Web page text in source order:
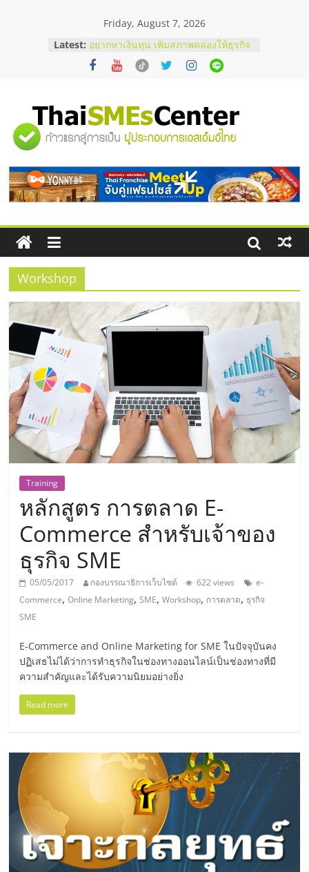
Friday, August 7, 2026
Latest:
บริษัท Cybersecurity ในไทยที่ไหนดี?
วิธีเลือกผู้ให้บริการให้คุ้มค่าและตอบ
โจทย์ธุรกิจ
อยากหาเงินทุน เพิ่มสภาพคล่องให้ธุรกิจ
บริการน้ำมัน Shell
สัมมนาลงทุน แฟรนไชส์ยอนนี่
ThaiFranchise Meet Up จับคู่แฟรน
ร้านเครื่องเสียงคุณภาพสูง พร้อม
โซลูชันระบบภาพและเสียง
"ศูนย์
รวม
ข้อมูล
ธุรกิจ
SME
แห่ง
ประเทศไทย,
ThaiSMEsCenter,
รวม
ธุรกิจ
เอ
ส
เอ็
มอี
ไทย,
SMEs,
แฟ
รน
ไชส์,
ที่
Workshop
Training
หลักสูตร การตลาด E-
Commerce สำหรับเจ้าของ
ธุรกิจ SME
05/05/2017 กองบรรณาธิการเว็บไซต์ 622 views
e-
Commerce,Online Marketing,SME,Workshop, การตลาด, ธุรกิจ
SME
E-Commerce and Online Marketing for SME ในปัจจุบันคง
ปฏิเสธไม่ได้ว่าการทำธุรกิจในช่องทางออนไลน์เป็นช่องทางที่มี
ความสำคัญและได้รับความนิยมอย่างยิ่ง
Read more